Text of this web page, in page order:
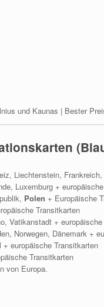
und Kaunas | Bester
Liechtenstein,
Luxemburg +
Polen + Europäische
Transitkarten
Vatikanstadt +
Norwegen, Dänemark +
europäische Transitkarten
Transitkarten
von Europa.